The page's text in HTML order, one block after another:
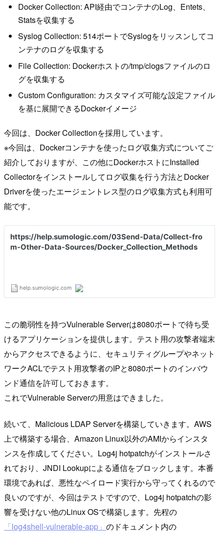
Docker Collection: API経由でコンテナのLog、Entets、
Statsを収集する
Syslog Collection: 514ポートでSyslogをリッスンしてコ
ンテナのログを収集する
File Collection: Dockerホストの/tmp/clogsファイルのロ
グを収集する
Custom Configuration: カスタマイズ可能な設定ファイル
を基に展開できるDockerイメージ
今回は、Docker Collectionを採用しています。
※今回は、Dockerコンテナを使ったログ収集方式についてご
紹介しておりますが、この他にDockerホストにInstalled
Collectorをインストールしてログ収集を行う方法とDocker
Driverを使ったエージェントレス型のログ収集方式も利用可
能です。
この脆弱性を持つVulnerable Serverは8080ポートで待ち受
けるアプリケーションを提供します。テスト用の攻撃者端末
からアクセスできるように、セキュリティグループやネット
ワークACLでテスト用攻撃者のIPと8080ポートのインバウ
ンド通信を許可しておきます。
これでVulnerable Serverの用意はできました。
続いて、Malicious LDAP Serverを構築していきます。AWS
上で構築する場合、Amazon Linux以外のAMIからインスタ
ンスを作成してください。Log4j hotpatchがインストールさ
れており、JNDI Lookupによる通信をブロックします。本番
環境であれば、悪性なペイロード実行から守ってくれるので
良いのですが、今回はテストですので、Log4j hotpatchの影
響を受けない他のLinux OSで構築します。先程の
「log4shell-vulnerable-app」 のドキュメント内の